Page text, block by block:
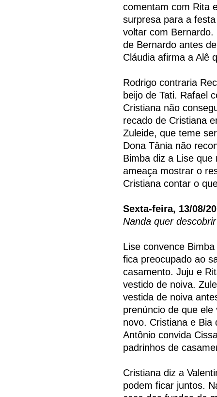
comentam com Rita
surpresa para a
voltar com Bernardo.
de Bernardo antes
Cláudia afirma a Alê
Rodrigo contraria
beijo de Tati. Rafael
Cristiana não
recado de Cristiana
Zuleide, que teme
Dona Tânia não
Bimba diz a Lise
ameaça mostrar o
Cristiana contar o
Sexta-feira, 13/08/
Nanda quer
Lise convence
fica preocupado ao
casamento. Juju e
vestido de noiva.
vestida de noiva
prenúncio de que
novo. Cristiana e Bia
Antônio convida
padrinhos de
Cristiana diz a
podem ficar juntos.